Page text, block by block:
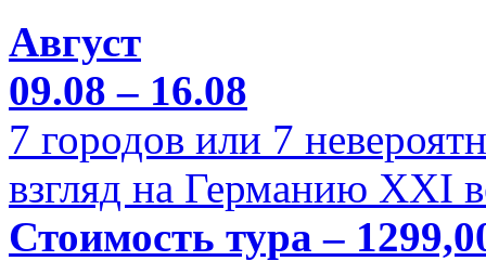
Август
09.08 – 16.08
7 городов или 7
взгляд на Германию XXI
Стоимость тура –